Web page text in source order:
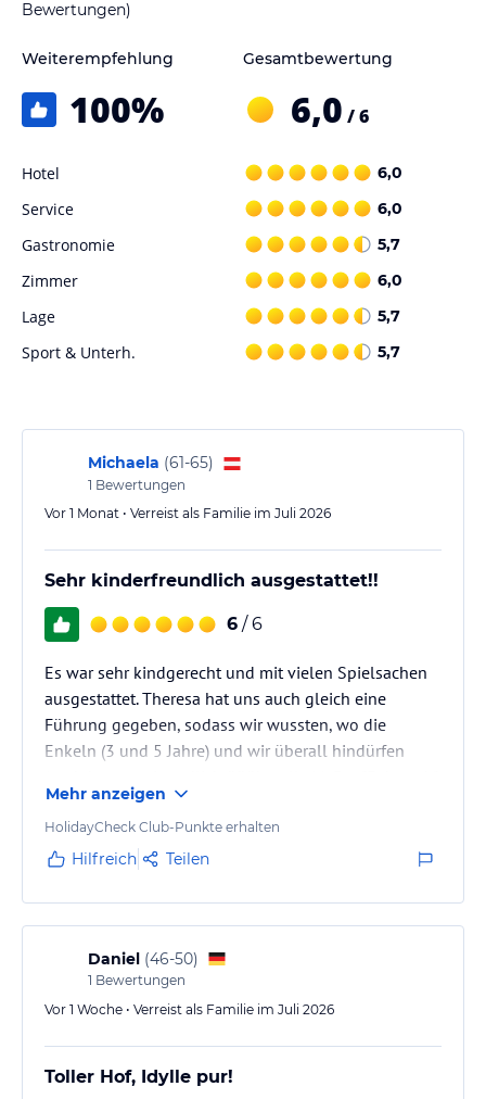
Bewertungen)
Weiterempfehlung
100%
Gesamtbewertung
6,0 / 6
Hotel 6,0
Service 6,0
Gastronomie 5,7
Zimmer 6,0
Lage 5,7
Sport & Unterh. 5,7
Michaela (61-65)
1 Bewertungen
Vor 1 Monat • Verreist als Familie im Juli 2026
Sehr kinderfreundlich ausgestattet!!
6 / 6
Es war sehr kindgerecht und mit vielen Spielsachen
ausgestattet. Theresa hat uns auch gleich eine
Führung gegeben, sodass wir wussten, wo die
Enkeln (3 und 5 Jahre) und wir überall hindürfen
für die Kinder, der Spielplatz und die Spielsachen im
Spielraum waren sehr gut erhalten (in den meisten
Häusern, in denen wir bisher waren, sind die
hochwertige Lebensmittel zum Frühstück gegeben.
Wir und vor allem die…
Mehr anzeigen
HolidayCheck Club-Punkte erhalten
Hilfreich Teilen
Daniel (46-50)
1 Bewertungen
Vor 1 Woche • Verreist als Familie im Juli 2026
Toller Hof, Idylle pur!